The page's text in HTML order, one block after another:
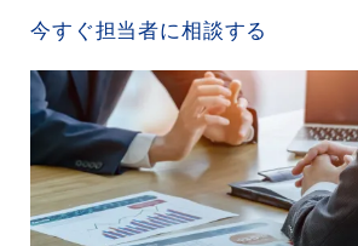
今すぐ担当者に相談する